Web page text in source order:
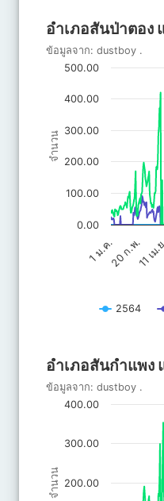
อำเภอสันป่าตอง
Line chart with 3 lines.
ข้อมูลจาก: dustboy .
The chart has 1 Y axis
จำนวน
ข้อมูลจาก: dustboy .
1 ม.ค.20 ก.พ.11 เ
0.00
100.00
200.00
300.00
400.00
500.00
2564
อำเภอสันกำแพง
Line chart with 3 lines.
ข้อมูลจาก: dustboy .
The chart has 1 Y axis
จำนวน
ข้อมูลจาก: dustboy .
200.00
300.00
400.00